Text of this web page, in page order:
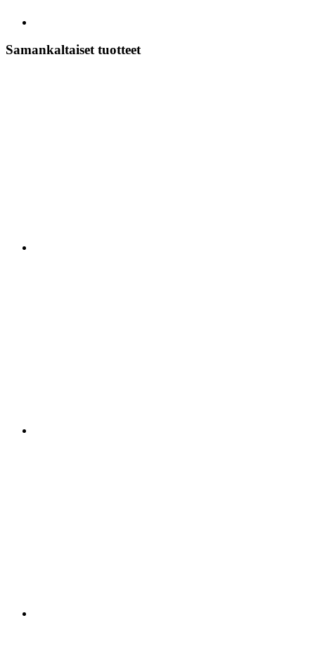
Samankaltaiset tuotteet